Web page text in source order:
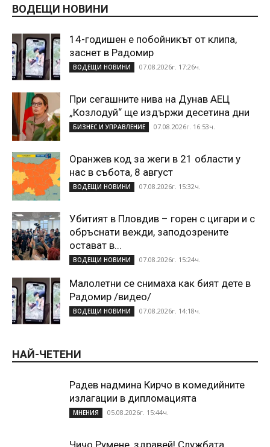
ВОДЕЩИ НОВИНИ
14-годишен е побойникът от клипа,
заснет в Радомир
ВОДЕЩИ НОВИНИ 07.08.2026г. 17:26ч.
При сегашните нива на Дунав АЕЦ
„Козлодуй“ ще издържи десетина дни
БИЗНЕС И УПРАВЛЕНИЕ 07.08.2026г. 16:53ч.
Оранжев код за жеги в 21 области у
нас в събота, 8 август
ВОДЕЩИ НОВИНИ 07.08.2026г. 15:32ч.
Убитият в Пловдив – горен с цигари и с
обръснати вежди, заподозрените
остават в...
ВОДЕЩИ НОВИНИ 07.08.2026г. 15:24ч.
Малолетни се снимаха как бият дете в
Радомир /видео/
ВОДЕЩИ НОВИНИ 07.08.2026г. 14:18ч.
НАЙ-ЧЕТЕНИ
Радев надмина Кирчо в комедийните
излагации в дипломацията
МНЕНИЯ 05.08.2026г. 15:44ч.
Чичо Румене, здравей! Службата